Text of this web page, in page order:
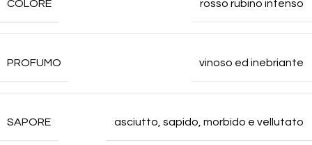
COLORE rosso rubino intenso
PROFUMO vinoso ed inebriante
SAPORE asciutto, sapido, morbido e vellutato